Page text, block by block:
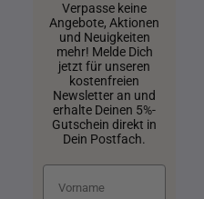
Verpasse keine
Angebote, Aktionen
und Neuigkeiten
mehr! Melde Dich
jetzt für unseren
kostenfreien
Newsletter an und
erhalte Deinen 5%-
Gutschein direkt in
Dein Postfach.